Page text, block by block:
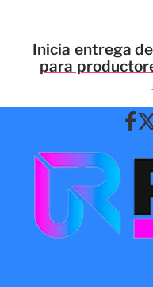
Inicia entrega
para